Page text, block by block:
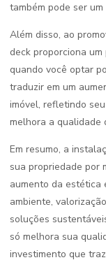
também pode ser
Além disso, ao
deck proporciona
quando você optar
traduzir em um
imóvel, refletindo
melhora a qualidade
Em resumo, a
sua propriedade por
aumento da estética
ambiente,
soluções
só melhora sua
investimento que